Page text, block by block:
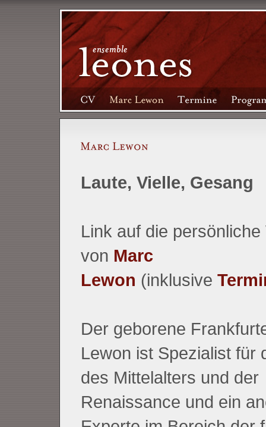
Laute, Vielle, Gesang
Link auf die persönliche
von Marc
Lewon (inklusive
Der geborene
Lewon ist Spezialist für
des Mittelalters und der
Renaissance und ein